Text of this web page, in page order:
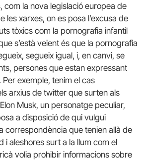
com la nova legislació europea de
les xarxes, on es posa l’excusa de
tòxics com la pornografia infantil
s’està veient és que la pornografia
segueix igual, i, en canvi, se
persones que estan expressant
Per exemple, tenim el cas
arxius de twitter que surten als
Musk, un personatge peculiar,
a disposició de qui vulgui
correspondència que tenien allà de
i aleshores surt a la llum com el
volia prohibir informacions sobre